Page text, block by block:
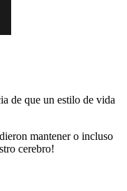
de que un estilo de vida
mantener o incluso
cerebro!